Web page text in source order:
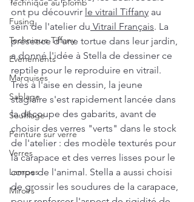
Technique au plomb
Fusing
Technique Tiffany
Evénements
Marquises
Sablage
Soufflage
Peinture sur verre
Verres
Lampes
Miroirs
ont pu découvrir le vitrail Tiffany au
sein de l'atelier du Vitrail Français. La
présence d'une tortue dans leur jardin,
a donné l'idée à Stella de dessiner ce
reptile pour le reproduire en vitrail.
Très à l'aise en dessin, la jeune
stagiaire s'est rapidement lancée dans
la découpe des gabarits, avant de
choisir des verres "verts" dans le stock
de l'atelier : des modèle texturés pour
la carapace et des verres lisses pour le
corps de l'animal. Stella a aussi choisi
de grossir les soudures de la carapace,